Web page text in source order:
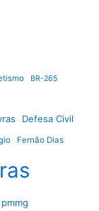
BR-265
Defesa Civil
Fernão Dias
pmmg